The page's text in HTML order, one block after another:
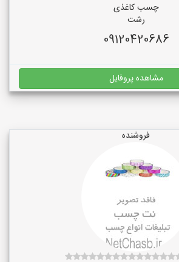
چسب کاغذی
رشت
09120420686
مشاهده پروفایل
فروشنده